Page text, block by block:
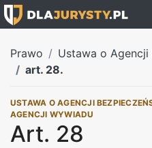
Prawo
Ustawa o
art. 28.
USTAWA O AGENCJI
AGENCJI WYWIADU
Art. 28